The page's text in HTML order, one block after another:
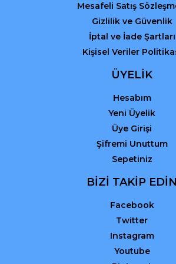
Mesafeli Satış
Gizlilik ve Güvenlik
İptal ve İade Şartları
Kişisel Veriler
ÜYELİK
Hesabım
Yeni Üyelik
Üye Girişi
Şifremi Unuttum
Sepetiniz
BİZİ TAKİP EDİN
Facebook
Twitter
Instagram
Youtube